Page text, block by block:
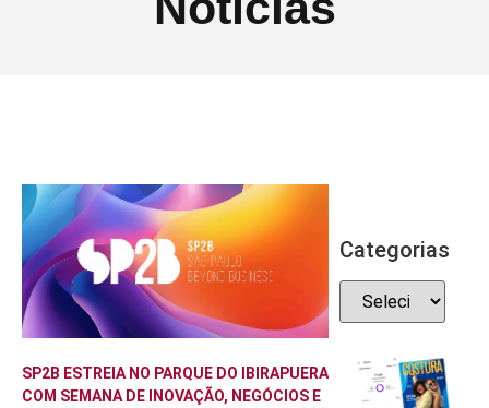
SP2B ESTREIA NO PARQUE DO IBIRAPUERA
COM SEMANA DE INOVAÇÃO, NEGÓCIOS E
Categorias